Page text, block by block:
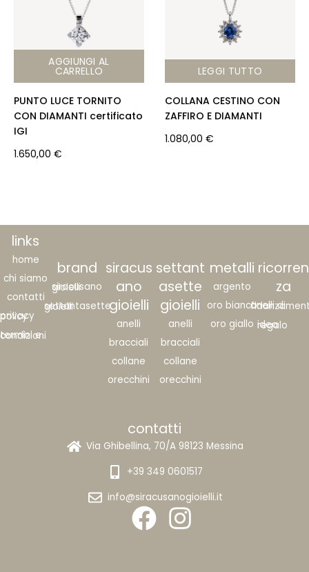
AGGIUNGI AL
CARRELLO
PUNTO LUCE TORNITO
CON DIAMANTI certificato
IGI
1.650,00 €
LEGGI TUTTO
COLLANA CESTINO CON
ZAFFIRO E DIAMANTI
1.080,00 €
links
home
chi siamo
contatti
privacy policy
termini e condizioni
brand
siracusano gioielli
settantasette gioielli
siracus
ano
gioielli
anelli
bracciali
collane
orecchini
settant
asette
gioielli
anelli
bracciali
collane
orecchini
metalli
argento
oro bianco
oro giallo
ricorren
za
anelli di
idea regalo
contatti
Via Ghibellina, 70/A 98123 Messina
+39 349 0601517
info@siracusanogioielli.it